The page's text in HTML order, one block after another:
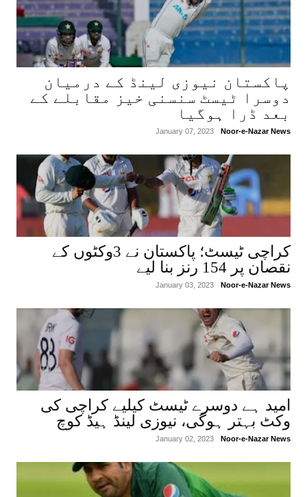
پاکستان نیوزی لینڈ کے درمیان
دوسرا ٹیسٹ سنسنی خیز مقابلے کے
بعد ڈرا ہوگیا
Noor-e-Nazar News
January 07, 2023
کراچی ٹیسٹ؛ پاکستان نے 3وکٹوں کے
نقصان پر 154 رنز بنا لیے
Noor-e-Nazar News
January 03, 2023
امید ہے دوسرے ٹیسٹ کیلیے کراچی کی
وکٹ بہتر ہوگی، نیوزی لینڈ ہیڈ کوچ
Noor-e-Nazar News
January 02, 2023